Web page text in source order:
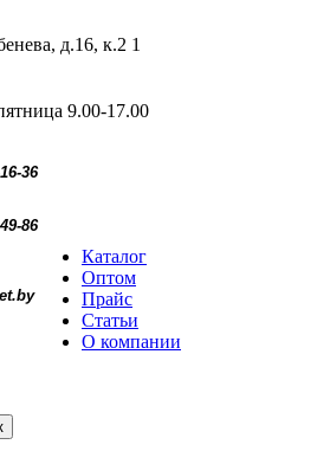
д.16, к.2 1
9.00-17.00
36
86
Каталог
Оптом
Прайс
Статьи
О компании